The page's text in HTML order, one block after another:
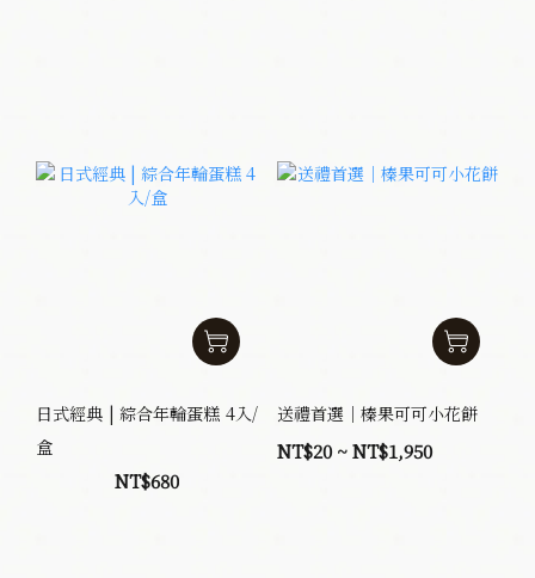
日式經典 | 綜合年輪蛋糕 4入/
盒
NT$680
送禮首選｜榛果可可小花餅
NT$20 ~ NT$1,950